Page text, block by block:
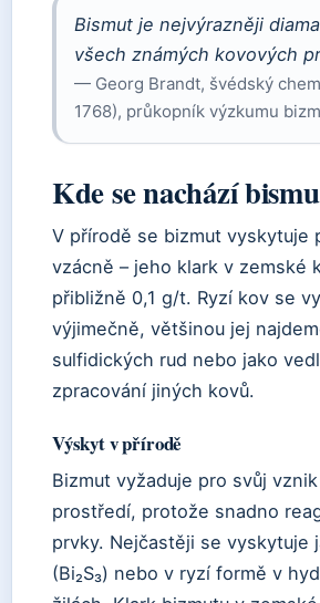
Bismut je nejvýrazněji
všech známých kovových
— Georg Brandt, švédský
1768), průkopník výzkumu
Kde se nachází
V přírodě se bizmut vyskytuje
vzácně – jeho klark v zemské
přibližně 0,1 g/t. Ryzí kov se
výjimečně, většinou jej
sulfidických rud nebo jako
zpracování jiných kovů.
Výskyt v přírodě
Bizmut vyžaduje pro svůj
prostředí, protože snadno
prvky. Nejčastěji se vyskytuje
(Bi₂S₃) nebo v ryzí formě v